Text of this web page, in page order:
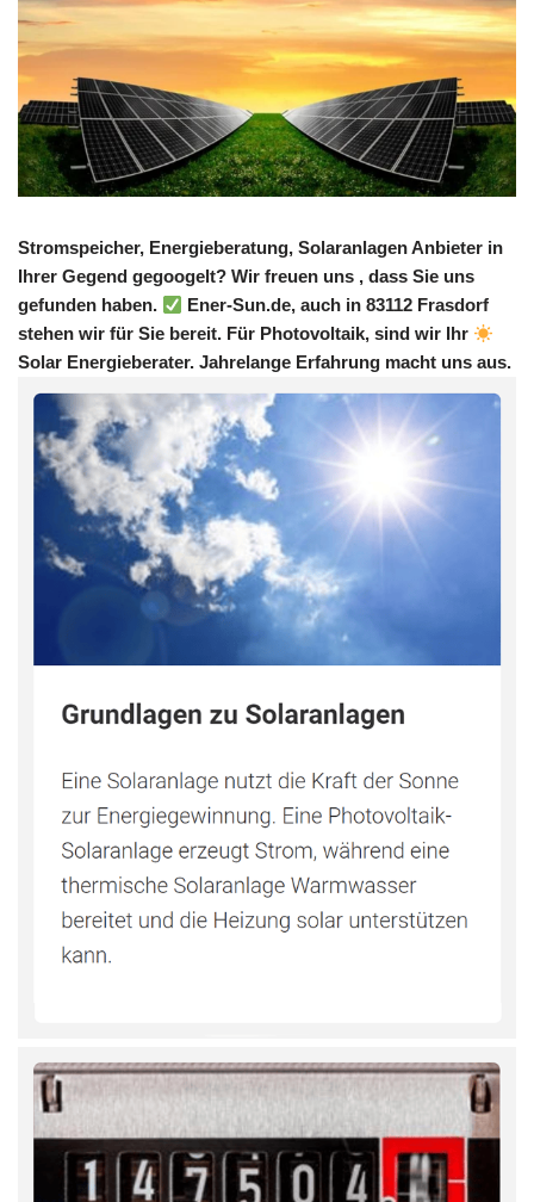
Stromspeicher, Energieberatung, Solaranlagen Anbieter in
Ihrer Gegend gegoogelt? Wir freuen uns , dass Sie uns
gefunden haben.
Ener-Sun.de, auch in 83112 Frasdorf
stehen wir für Sie bereit. Für Photovoltaik, sind wir Ihr
Solar Energieberater. Jahrelange Erfahrung macht uns aus.